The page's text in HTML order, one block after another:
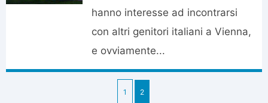
hanno interesse ad incontrarsi
con altri genitori italiani a Vienna,
e ovviamente...
1 2